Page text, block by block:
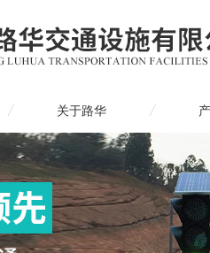
关于路华